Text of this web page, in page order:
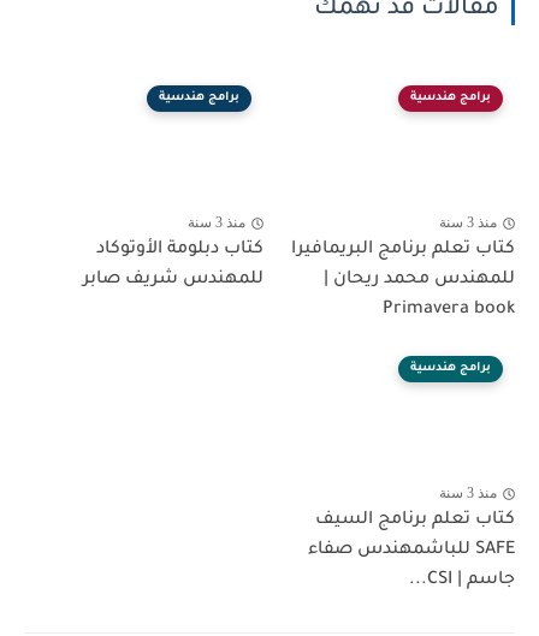
مقالات قد تهمك
برامج هندسية
منذ 3 سنة
كتاب تعلم برنامج البريمافيرا
للمهندس محمد ريحان |
Primavera book
برامج هندسية
منذ 3 سنة
كتاب دبلومة الأوتوكاد
للمهندس شريف صابر
برامج هندسية
منذ 3 سنة
كتاب تعلم برنامج السيف
SAFE للباشمهندس صفاء
جاسم | CSI...